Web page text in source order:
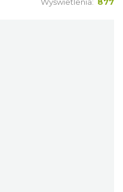
Wyświetlenia: 877